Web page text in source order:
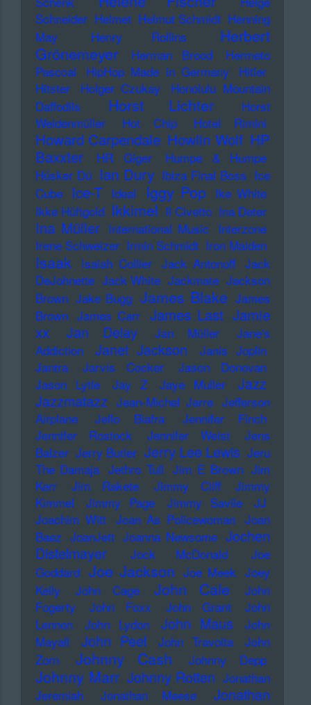
Schneider Helmet Helmut Schmidt Henning
May
Henry Rollins
Herbert
Grönemeyer
Herman Brood
Hermeto
Pascoal
HipHop Made in Germany
Hitler
Hitster
Holger Czukay
Honolulu Mountain
Daffodils
Horst Lichter
Horst
Weidenmüller
Hot Chip Hotel Rimini
Howard Carpendale Howlin Wolf HP
Baxxter
HR Giger
Humpe & Humpe
Hüsker Dü Ian Dury Ibiza Final Boss Ice
Cube
Ice-T Ideal Iggy Pop Ike White
Ikke Hüftgold Ikkimel Il Civetto Ina Deter
Ina Müller International Music Interzone
Irene Schweizer Irmin Schmidt Iron Maiden
Isaak Isaiah Collier Jack Antonoff Jack
DeJohnette Jack White Jackmate Jackson
Brown Jake Bugg James Blake James
Brown James Carr James Last Jamie
xx
Jan Delay Jan Müller
Jane's
Addiction
Janet Jackson
Janis Joplin
Jantra
Jarvis Cocker
Jason Donovan
Jason Lytle
Jay Z Jaye Muller
Jazz
Jazzmatazz Jean-Michel Jarre Jefferson
Airplane
Jello Biafra
Jennifer Finch
Jennifer Rostock
Jennifer Weist
Jens
Balzer Jerry Butler Jerry Lee Lewis Jeru
The Damaja Jethro Tull Jim E Brown Jim
Kerr
Jim Rakete Jimmy Cliff
Jimmy
Kimmel
Jimmy Page Jimmy Savile
JJ
Joachim Witt Joan As Policewoman Joan
Baez JoanJett Joanna Newsome Jochen
Distelmayer
Jock McDonald
Joe
Goddard Joe Jackson Joe Meek Joey
Kelly
John Cage John Cale
John
Fogerty
John Foxx John Grant
John
Lennon
John Lydon John Maus
John
Mayall
John Peel John Travolta
John
Zorn
Johnny Cash Johnny Depp
Johnny Marr Johnny Rotten Jonathan
Jeremiah
Jonathan Meese
Jonathan